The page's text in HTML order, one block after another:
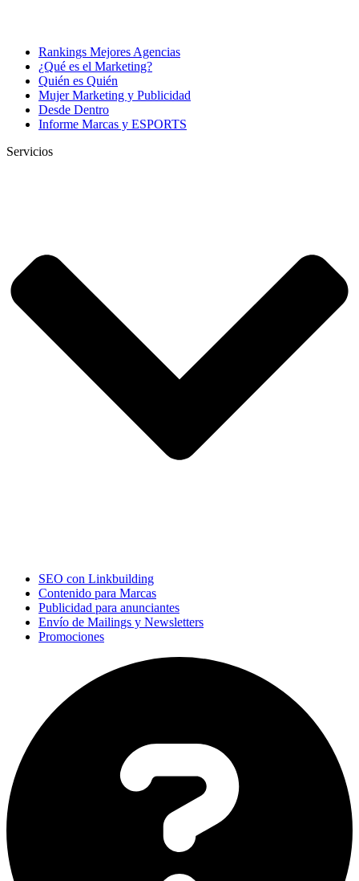
Rankings Mejores Agencias
¿Qué es el Marketing?
Quién es Quién
Mujer Marketing y Publicidad
Desde Dentro
Informe Marcas y ESPORTS
Servicios
SEO con Linkbuilding
Contenido para Marcas
Publicidad para anunciantes
Envío de Mailings y Newsletters
Promociones